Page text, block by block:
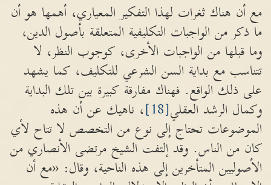
مع أن هناك ثغرات لهذا التفكير المعياري، أهمها هو أن
ما ذكر من الواجبات التكليفية المتعلقة بأصول الدين،
وما قبلها من الواجبات الأخرى، كوجوب النظر، لا
تتناسب مع بداية السن الشرعي للتكليف، كما يشهد
على ذلك الواقع. فهناك مفارقة كبيرة بين تلك البداية
وكمال الرشد العقلي[18]
، ناهيك عن أن هذه
الموضوعات تحتاج إلى نوع من التخصص لا تتاح لأي
كان من الناس. وقد إلتفت الشيخ مرتضى الأنصاري من
الأصوليين المتأخرين إلى هذه الناحية، وقال: «مع أن